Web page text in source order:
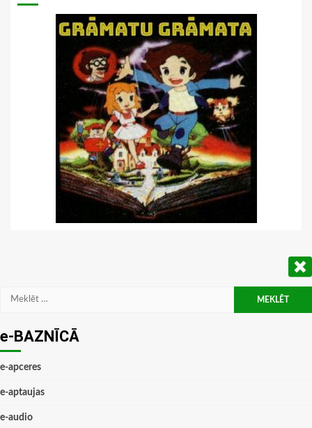
Meklēt:
e-BAZNĪCĀ
e-apceres
e-aptaujas
e-audio